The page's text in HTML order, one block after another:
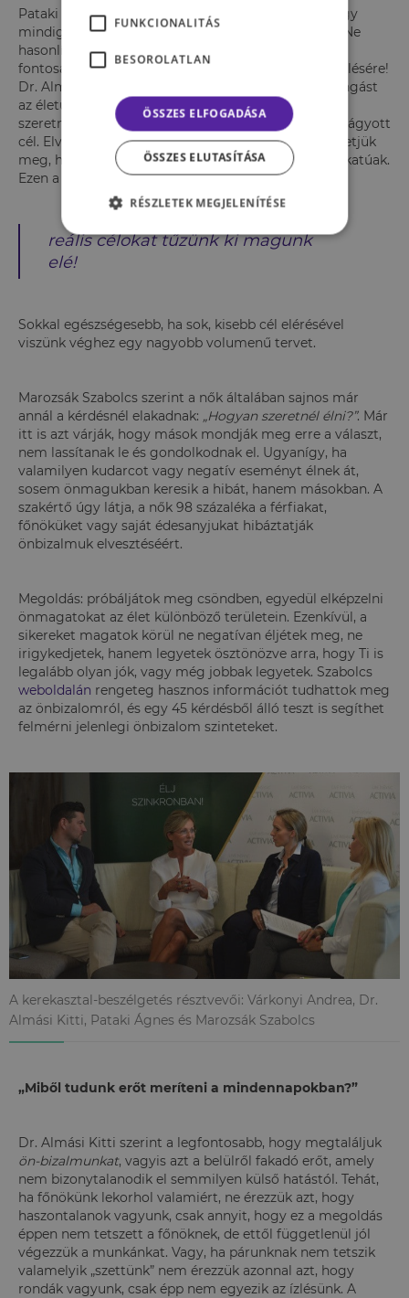
Pataki Ági szerint a gond abban is gyökerezhet, hogy
mindig másokhoz mérten tekintünk önmagunkra. Ne
hasonlítgassuk magunkat másokhoz, és ami még
fontosabb, gyermekeinket is biztassuk ennek elkerülésére!
Dr. Almási Kitti hozzátette, általában az okoz szorongást
az életünkben, ha egy nehezen elérhető bálványhoz
szeretnénk hasonlítani. Így túl messzinek tűnhet a vágyott
cél. Elveszíthetjük motivációnkat és kudarcként élhetjük
meg, ha nem leszünk egy hét alatt szupermodell alkatúak.
Ezen a rossz berögződésen úgy változtathatunk, ha
reális célokat tűzünk ki magunk
elé!
Sokkal egészségesebb, ha sok, kisebb cél elérésével
viszünk véghez egy nagyobb volumenű tervet.
Marozsák Szabolcs szerint a nők általában sajnos már
annál a kérdésnél elakadnak: „Hogyan szeretnél élni?”. Már
itt is azt várják, hogy mások mondják meg erre a választ,
nem lassítanak le és gondolkodnak el. Ugyanígy, ha
valamilyen kudarcot vagy negatív eseményt élnek át,
sosem önmagukban keresik a hibát, hanem másokban. A
szakértő úgy látja, a nők 98 százaléka a férfiakat,
főnöküket vagy saját édesanyjukat hibáztatják
önbizalmuk elvesztéséért.
Megoldás: próbáljátok meg csöndben, egyedül elképzelni
önmagatokat az élet különböző területein. Ezenkívül, a
sikereket magatok körül ne negatívan éljétek meg, ne
irigykedjetek, hanem legyetek ösztönözve arra, hogy Ti is
legalább olyan jók, vagy még jobbak legyetek. Szabolcs
weboldalán rengeteg hasznos információt tudhattok meg
az önbizalomról, és egy 45 kérdésből álló teszt is segíthet
felmérni jelenlegi önbizalom szinteteket.
A kerekasztal-beszélgetés résztvevői: Várkonyi Andrea, Dr.
Almási Kitti, Pataki Ágnes és Marozsák Szabolcs
„Miből tudunk erőt meríteni a mindennapokban?”
Dr. Almási Kitti szerint a legfontosabb, hogy megtaláljuk
ön-bizalmunkat, vagyis azt a belülről fakadó erőt, amely
nem bizonytalanodik el semmilyen külső hatástól. Tehát,
ha főnökünk lekorhol valamiért, ne érezzük azt, hogy
haszontalanok vagyunk, csak annyit, hogy ez a megoldás
éppen nem tetszett a főnöknek, de ettől függetlenül jól
végezzük a munkánkat. Vagy, ha párunknak nem tetszik
valamelyik „szettünk” nem érezzük azonnal azt, hogy
rondák vagyunk, csak épp nem egyezik az ízlésünk. A
FUNKCIONALITÁS
BESOROLATLAN
ÖSSZES ELFOGADÁSA
ÖSSZES ELUTASÍTÁSA
RÉSZLETEK MEGJELENÍTÉSE